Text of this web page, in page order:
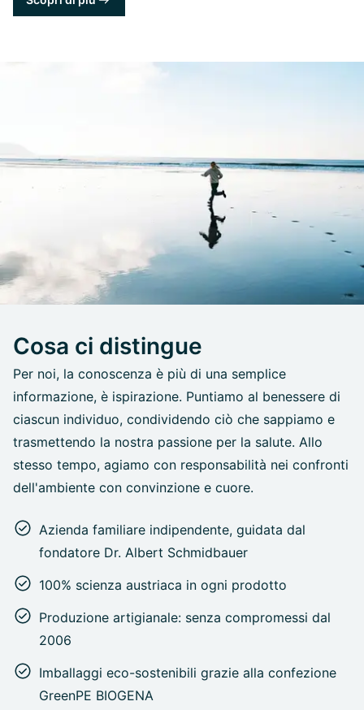
Cosa ci distingue
Per noi, la conoscenza è più di una semplice
informazione, è ispirazione. Puntiamo al benessere di
ciascun individuo, condividendo ciò che sappiamo e
trasmettendo la nostra passione per la salute. Allo
stesso tempo, agiamo con responsabilità nei confronti
dell'ambiente con convinzione e cuore.
Azienda familiare indipendente, guidata dal
fondatore Dr. Albert Schmidbauer
100% scienza austriaca in ogni prodotto
Produzione artigianale: senza compromessi dal
2006
Imballaggi eco-sostenibili grazie alla confezione
GreenPE BIOGENA